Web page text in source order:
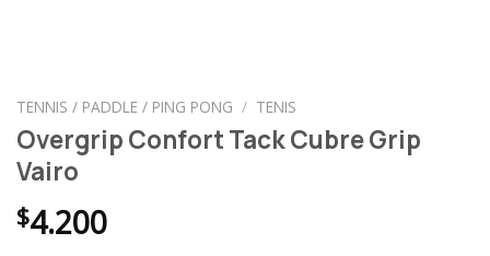
TENNIS / PADDLE / PING PONG / TENIS
Overgrip Confort Tack Cubre Grip
Vairo
$4.200